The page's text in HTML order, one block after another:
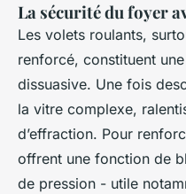
La sécurité du foyer
Les volets roulants,
renforcé, constituent
dissuasive. Une fois
la vitre complexe,
d’effraction. Pour
offrent une fonction de
de pression - utile